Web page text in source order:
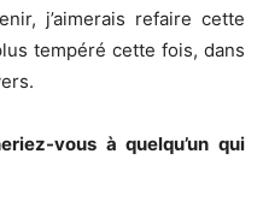
j’aimerais refaire cette
tempéré cette fois, dans
vous à quelqu’un qui